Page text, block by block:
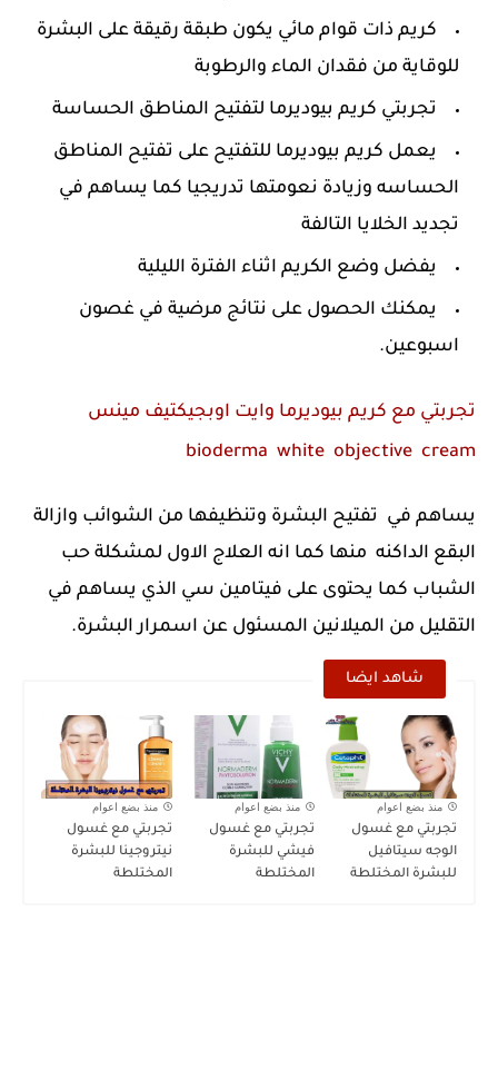
كريم ذات قوام مائي يكون طبقة رقيقة على البشرة
للوقاية من فقدان الماء والرطوبة
تجربتي كريم بيوديرما لتفتيح المناطق الحساسة
يعمل كريم بيوديرما للتفتيح على تفتيح المناطق
الحساسه وزيادة نعومتها تدريجيا كما يساهم في
تجديد الخلايا التالفة
يفضل وضع الكريم اثناء الفترة الليلية
يمكنك الحصول على نتائج مرضية في غصون
اسبوعين.
تجربتي مع كريم بيوديرما وايت اوبجيكتيف مينس
bioderma white objective cream
يساهم في تفتيح البشرة وتنظيفها من الشوائب وازالة
البقع الداكنه منها كما انه العلاج الاول لمشكلة حب
الشباب كما يحتوى على فيتامين سي الذي يساهم في
التقليل من الميلانين المسئول عن اسمرار البشرة.
شاهد ايضا
منذ بضع اعوام
تجربتي مع غسول
الوجه سيتافيل
للبشرة المختلطة
منذ بضع اعوام
تجربتي مع غسول
فيشي للبشرة
المختلطة
منذ بضع اعوام
تجربتي مع غسول
نيتروجينا للبشرة
المختلطة